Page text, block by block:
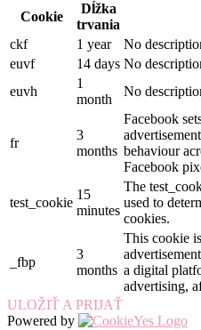
Cookie
Dĺžka
trvania
ckf
1 year
No
euvf
14 days No
euvh
1
month
No
fr
3
months
Facebook
behaviour
Facebook
test_cookie
15
minutes
The
used to
cookies.
_fbp
3
months
This cookie
a digital
advertising,
ULOŽIŤ A PRIJAŤ
Powered by